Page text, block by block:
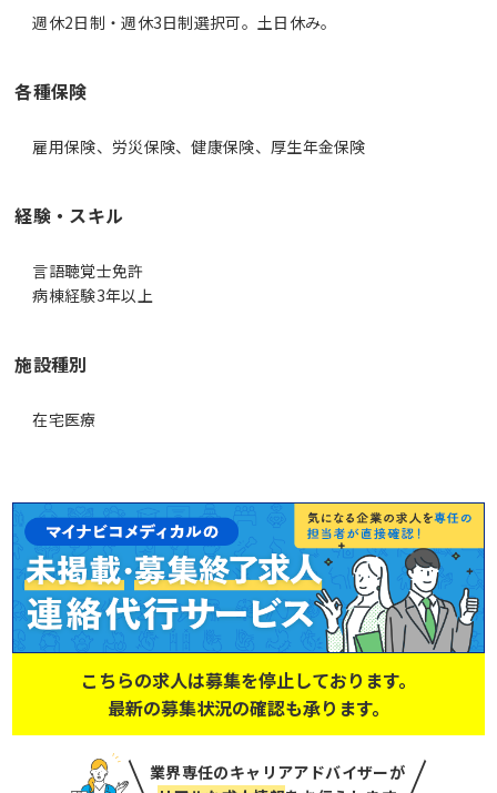
週休2日制・週休3日制選択可。土日休み。
各種保険
雇用保険、労災保険、健康保険、厚生年金保険
経験・スキル
言語聴覚士免許
病棟経験3年以上
施設種別
在宅医療
こちらの求人は募集を停止しております。
最新の募集状況の確認も承ります。
業界専任のキャリアアドバイザーが